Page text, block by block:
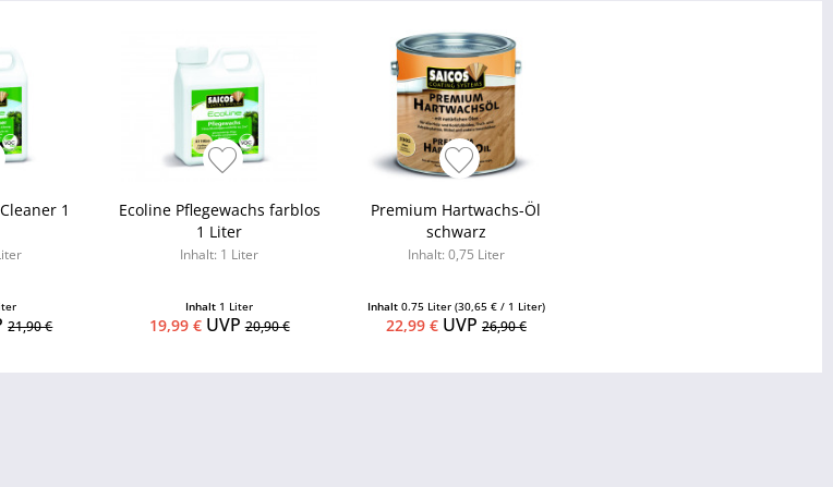
1
21,90 €
Ecoline Pflegewachs farblos
1 Liter
Inhalt: 1 Liter
Inhalt 1 Liter
19,99 €UVP20,90 €
Premium Hartwachs-Öl
schwarz
Inhalt: 0,75 Liter
Inhalt 0.75 Liter (30,65 € / 1 Liter)
22,99 €UVP 26,90 €